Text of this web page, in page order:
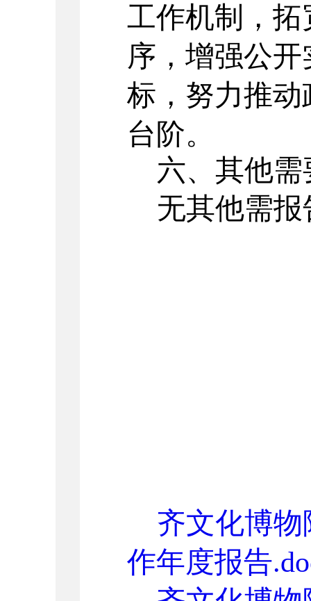
工作机制，
序，增强公
标，努力推
台阶。
六、其他
无其他需
齐文化博物
作年度报告